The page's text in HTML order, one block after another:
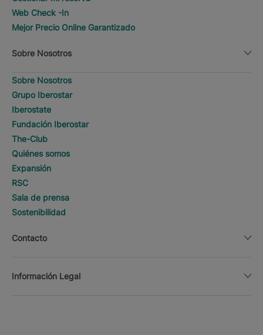
Web Check -In
Mejor Precio Online Garantizado
Sobre Nosotros
Sobre Nosotros
Grupo Iberostar
Iberostate
Fundación Iberostar
The-Club
Quiénes somos
Expansión
RSC
Sala de prensa
Sostenibilidad
Contacto
Información Legal